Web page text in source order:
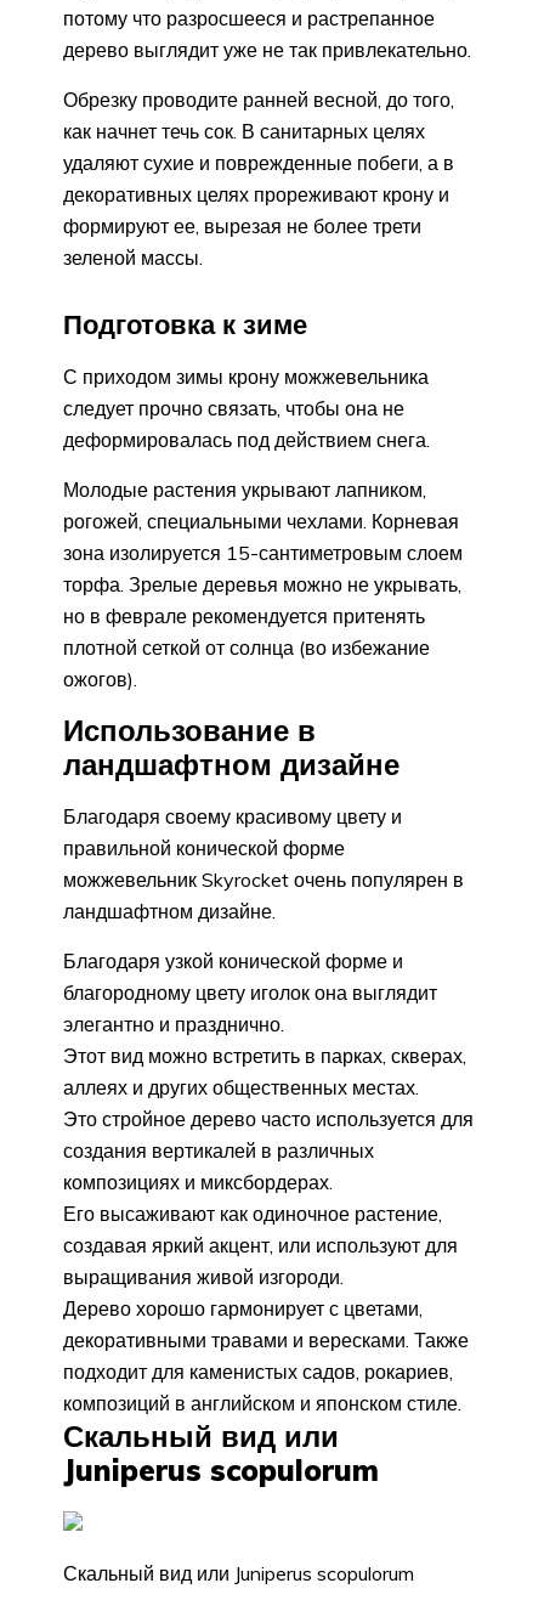
потому что разросшееся и растрепанное
дерево выглядит уже не так привлекательно.
Обрезку проводите ранней весной, до того,
как начнет течь сок. В санитарных целях
удаляют сухие и поврежденные побеги, а в
декоративных целях прореживают крону и
формируют ее, вырезая не более трети
зеленой массы.
Подготовка к зиме
С приходом зимы крону можжевельника
следует прочно связать, чтобы она не
деформировалась под действием снега.
Молодые растения укрывают лапником,
рогожей, специальными чехлами. Корневая
зона изолируется 15-сантиметровым слоем
торфа. Зрелые деревья можно не укрывать,
но в феврале рекомендуется притенять
плотной сеткой от солнца (во избежание
ожогов).
Использование в
ландшафтном дизайне
Благодаря своему красивому цвету и
правильной конической форме
можжевельник Skyrocket очень популярен в
ландшафтном дизайне.
Благодаря узкой конической форме и
благородному цвету иголок она выглядит
элегантно и празднично.
Этот вид можно встретить в парках, скверах,
аллеях и других общественных местах.
Это стройное дерево часто используется для
создания вертикалей в различных
композициях и миксбордерах.
Его высаживают как одиночное растение,
создавая яркий акцент, или используют для
выращивания живой изгороди.
Дерево хорошо гармонирует с цветами,
декоративными травами и вересками. Также
подходит для каменистых садов, рокариев,
композиций в английском и японском стиле.
Скальный вид или
Juniperus scopulorum
Скальный вид или Juniperus scopulorum